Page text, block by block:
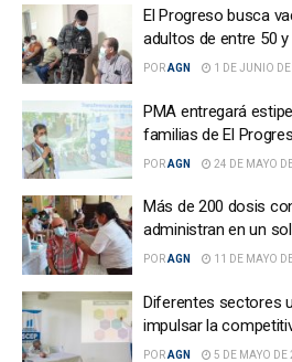
El Progreso busca
adultos de entre 50
PORAGN 1 DE JUNIO DE
PMA entregará
familias de El
PORAGN 24 DE MAYO
Más de 200 dosis
administran en un
PORAGN 11 DE MAYO
Diferentes sectores
impulsar la
PORAGN 5 DE MAYO DE